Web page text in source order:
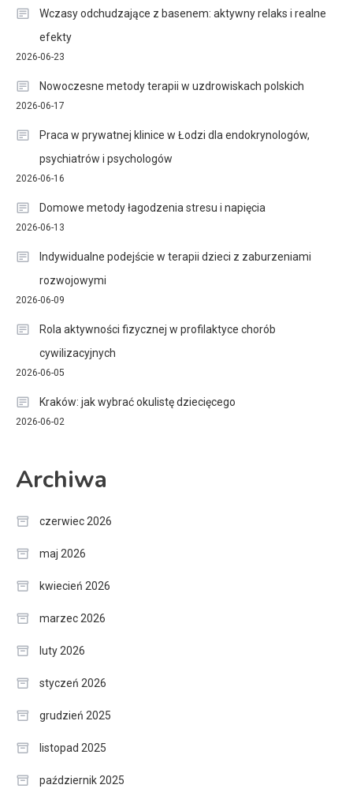
Wczasy odchudzające z basenem: aktywny relaks i realne
efekty
2026-06-23
Nowoczesne metody terapii w uzdrowiskach polskich
2026-06-17
Praca w prywatnej klinice w Łodzi dla endokrynologów,
psychiatrów i psychologów
2026-06-16
Domowe metody łagodzenia stresu i napięcia
2026-06-13
Indywidualne podejście w terapii dzieci z zaburzeniami
rozwojowymi
2026-06-09
Rola aktywności fizycznej w profilaktyce chorób
cywilizacyjnych
2026-06-05
Kraków: jak wybrać okulistę dziecięcego
2026-06-02
Archiwa
czerwiec 2026
maj 2026
kwiecień 2026
marzec 2026
luty 2026
styczeń 2026
grudzień 2025
listopad 2025
październik 2025